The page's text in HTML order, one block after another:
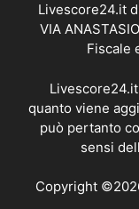
Livescore24.it
VIA
Fiscale
quanto viene
può pertanto
sensi
Copyright